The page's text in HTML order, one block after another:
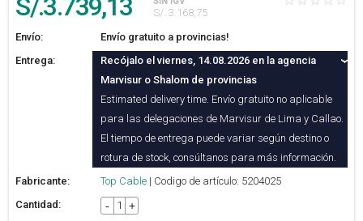
S/.3.739,13
S/. 3.168,75
Envío:
Envío gratuito a provincias!
Entrega:
Recójalo el viernes, 14.08.2026 en la agencia
Marvisur o Shalom de provincias
Estimated delivery time. Envío gratuito no aplicable
para las delegaciones de Marvisur de Lima y Callao.
El tiempo de entrega puede variar según destino o
rotura de stock, consúltanos para más información.
Fabricante:
Top Cable | Codigo de artículo: 5204025
Cantidad:
- +